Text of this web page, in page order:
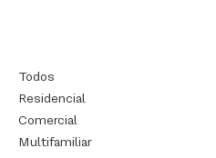
Todos
Residencial
Comercial
Multifamiliar